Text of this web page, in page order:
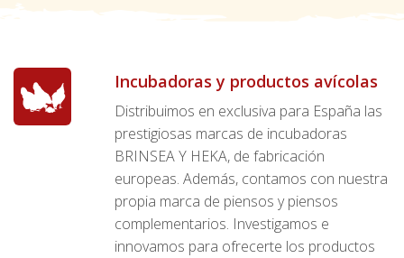
Incubadoras y productos avícolas
Distribuimos en exclusiva para España las
prestigiosas marcas de incubadoras
BRINSEA Y HEKA, de fabricación
europeas. Además, contamos con nuestra
propia marca de piensos y piensos
complementarios. Investigamos e
innovamos para ofrecerte los productos